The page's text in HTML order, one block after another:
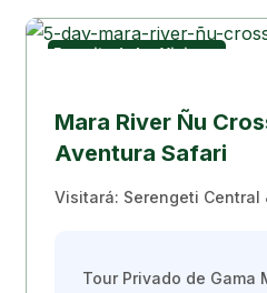
Favorito de los Viajeros
Mara River Ñu
Aventura Safari
Visitará: Serengeti Central
Tour Privado de Gama